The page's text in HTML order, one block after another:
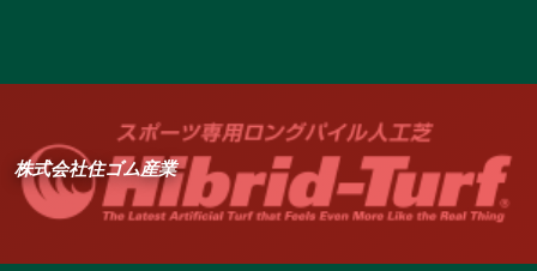
株式会社住ゴム産業